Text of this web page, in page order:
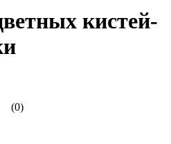
кистей-
(0)